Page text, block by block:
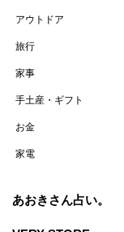
アウトドア
旅行
家事
手土産・ギフト
お金
家電
あおきさん占い。